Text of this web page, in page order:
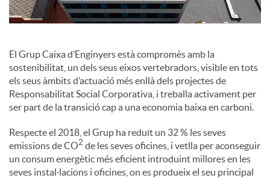
a
l
s
El Grup Caixa d’Enginyers està compromès amb la
sostenibilitat, un dels seus eixos vertebradors, visible en tots
els seus àmbits d’actuació més enllà dels projectes de
Responsabilitat Social Corporativa, i treballa activament per
ser part de la transició cap a una economia baixa en carboni.
Respecte el 2018, el Grup ha reduït un 32 % les seves
emissions de CO2 de les seves oficines, i vetlla per aconseguir
un consum energètic més eficient introduint millores en les
seves instal·lacions i oficines, on es produeix el seu principal